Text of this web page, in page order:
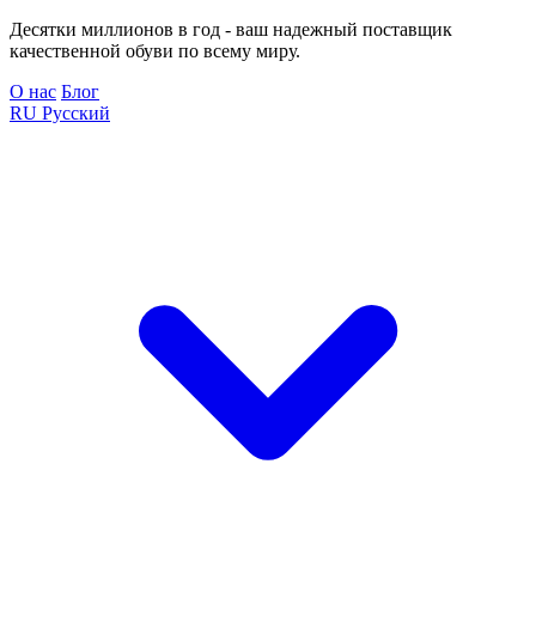
Десятки миллионов в год - ваш надежный поставщик
качественной обуви по всему миру.
О нас Блог
RU Русский